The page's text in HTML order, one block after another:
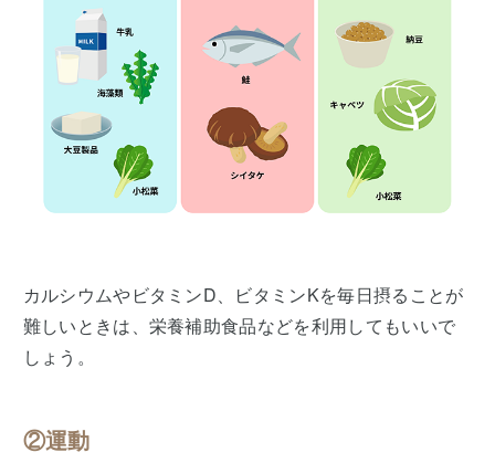
カルシウムやビタミンD、ビタミンKを毎日摂ることが
難しいときは、栄養補助食品などを利用してもいいで
しょう。
②運動